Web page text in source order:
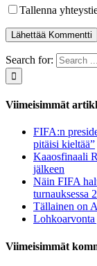
Tallenna
Search for:
Viimeisimmät
FIFA:n
pitäisi kieltää”
Kaaosfinaali
jälkeen
Näin FIFA
turnauksessa
Tällainen on
Viimeisimmät